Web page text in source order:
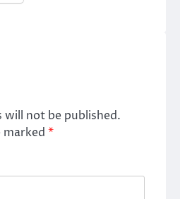
will not be published.
marked *